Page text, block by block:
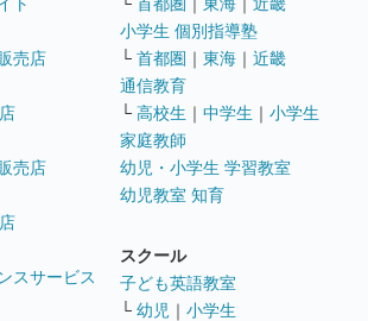
売店
売店
スサービス
小学生 個別指導塾
└ 首都圏 ｜ 東海 ｜ 近畿
通信教育
└ 高校生 ｜ 中学生 ｜ 小学生
家庭教師
幼児・小学生 学習教室
幼児教室 知育
スクール
子ども英語教室
└ 幼児 ｜ 小学生